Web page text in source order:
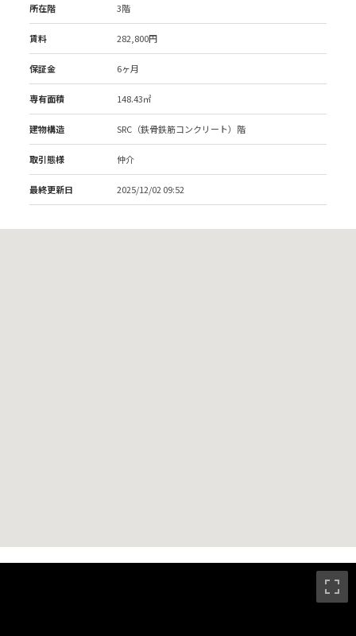
所在階 3階
賃料 282,800円
保証金 6ヶ月
専有面積 148.43㎡
建物構造 SRC（鉄骨鉄筋コンクリート）階
取引態様 仲介
最終更新日 2025/12/02 09:52